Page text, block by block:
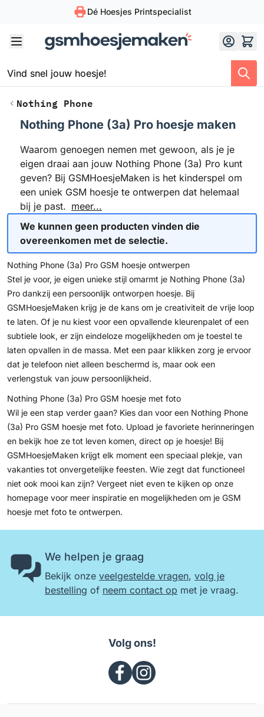
Dé Hoesjes Printspecialist
Nothing Phone
Nothing Phone (3a) Pro hoesje maken
Waarom genoegen nemen met gewoon, als je je
eigen draai aan jouw Nothing Phone (3a) Pro kunt
geven? Bij GSMHoesjeMaken is het kinderspel om
een uniek GSM hoesje te ontwerpen dat helemaal
bij je past. meer...
We kunnen geen producten vinden die
overeenkomen met de selectie.
Nothing Phone (3a) Pro GSM hoesje ontwerpen
Stel je voor, je eigen unieke stijl omarmt je Nothing Phone (3a)
Pro dankzij een persoonlijk ontworpen hoesje. Bij
GSMHoesjeMaken krijg je de kans om je creativiteit de vrije loop
te laten. Of je nu kiest voor een opvallende kleurenpalet of een
subtiele look, er zijn eindeloze mogelijkheden om je toestel te
laten opvallen in de massa. Met een paar klikken zorg je ervoor
dat je telefoon niet alleen beschermd is, maar ook een
verlengstuk van jouw persoonlijkheid.
Nothing Phone (3a) Pro GSM hoesje met foto
Wil je een stap verder gaan? Kies dan voor een Nothing Phone
(3a) Pro GSM hoesje met foto. Upload je favoriete herinneringen
en bekijk hoe ze tot leven komen, direct op je hoesje! Bij
GSMHoesjeMaken krijgt elk moment een speciaal plekje, van
vakanties tot onvergetelijke feesten. Wie zegt dat functioneel
niet ook mooi kan zijn? Vergeet niet even te kijken op onze
homepage voor meer inspiratie en mogelijkheden om je GSM
hoesje met foto te ontwerpen.
We helpen je graag
Bekijk onze veelgestelde vragen, volg je
bestelling of neem contact op met je vraag.
Volg ons!